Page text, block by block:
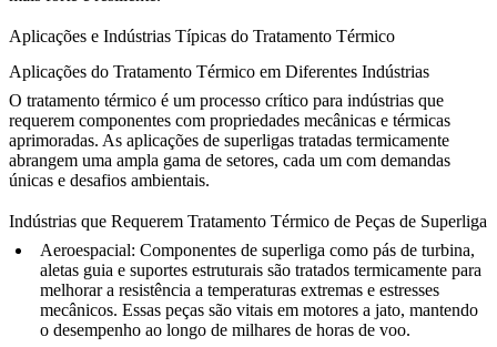
Aplicações e Indústrias Típicas do Tratamento Térmico
Aplicações do Tratamento Térmico em Diferentes Indústrias
O tratamento térmico é um processo crítico para indústrias que
requerem componentes com propriedades mecânicas e térmicas
aprimoradas. As aplicações de superligas tratadas termicamente
abrangem uma ampla gama de setores, cada um com demandas
únicas e desafios ambientais.
Indústrias que Requerem Tratamento Térmico de Peças de Superliga
Aeroespacial: Componentes de superliga como pás de turbina,
aletas guia e suportes estruturais são tratados termicamente para
melhorar a resistência a temperaturas extremas e estresses
mecânicos. Essas peças são vitais em motores a jato, mantendo
o desempenho ao longo de milhares de horas de voo.